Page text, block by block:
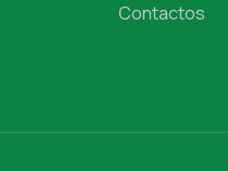
Contactos